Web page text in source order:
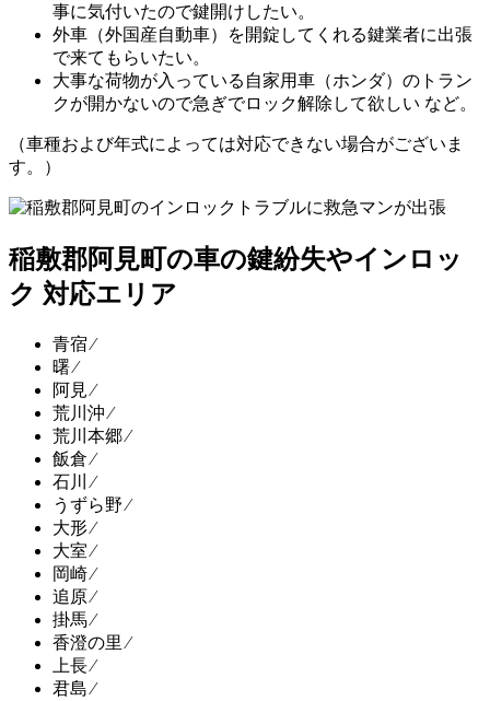
事に気付いたので鍵開けしたい。
外車（外国産自動車）を開錠してくれる鍵業者に出張
で来てもらいたい。
大事な荷物が入っている自家用車（ホンダ）のトラン
クが開かないので急ぎでロック解除して欲しい など。
（車種および年式によっては対応できない場合がございま
す。）
稲敷郡阿見町の車の鍵紛失やインロッ
ク 対応エリア
青宿 ⁄
曙 ⁄
阿見 ⁄
荒川沖 ⁄
荒川本郷 ⁄
飯倉 ⁄
石川 ⁄
うずら野 ⁄
大形 ⁄
大室 ⁄
岡崎 ⁄
追原 ⁄
掛馬 ⁄
香澄の里 ⁄
上長 ⁄
君島 ⁄